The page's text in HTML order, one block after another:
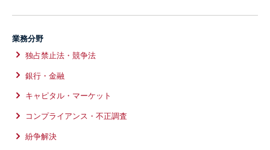
業務分野
独占禁止法・競争法
銀行・金融
キャピタル・マーケット
コンプライアンス・不正調査
紛争解決